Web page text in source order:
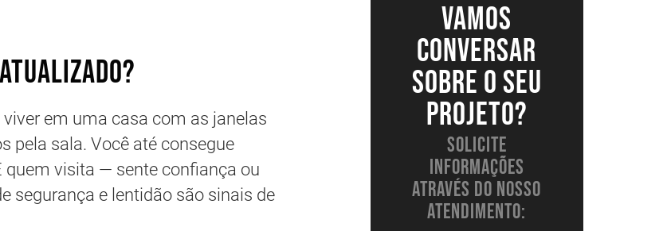
em uma casa com as janelas
pela sala. Você até consegue
quem visita — sente confiança ou
segurança e lentidão são sinais de
Vamos
conversar
sobre o seu
projeto?
Solicite
informações
através do nosso
atendimento: